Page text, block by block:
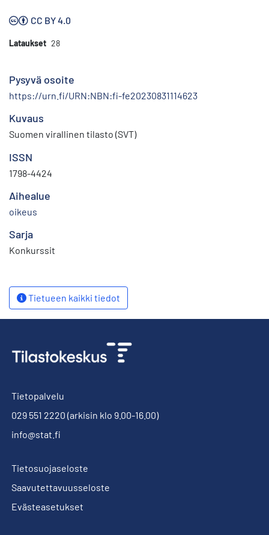
CC BY 4.0
Lataukset 28
Pysyvä osoite
https://urn.fi/URN:NBN:fi-fe20230831114623
Kuvaus
Suomen virallinen tilasto (SVT)
ISSN
1798-4424
Aihealue
oikeus
Sarja
Konkurssit
Tietueen kaikki tiedot
Tietopalvelu
029 551 2220 (arkisin klo 9.00-16.00)
info@stat.fi
Tietosuojaseloste
Saavutettavuusseloste
Evästeasetukset